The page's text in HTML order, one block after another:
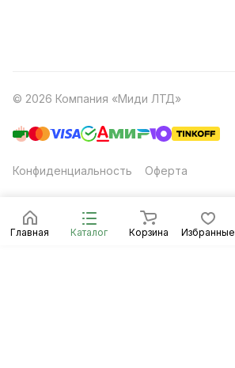
Главная Каталог Корзина Избранные
© 2026 Компания «Миди ЛТД»
Конфиденциальность Оферта